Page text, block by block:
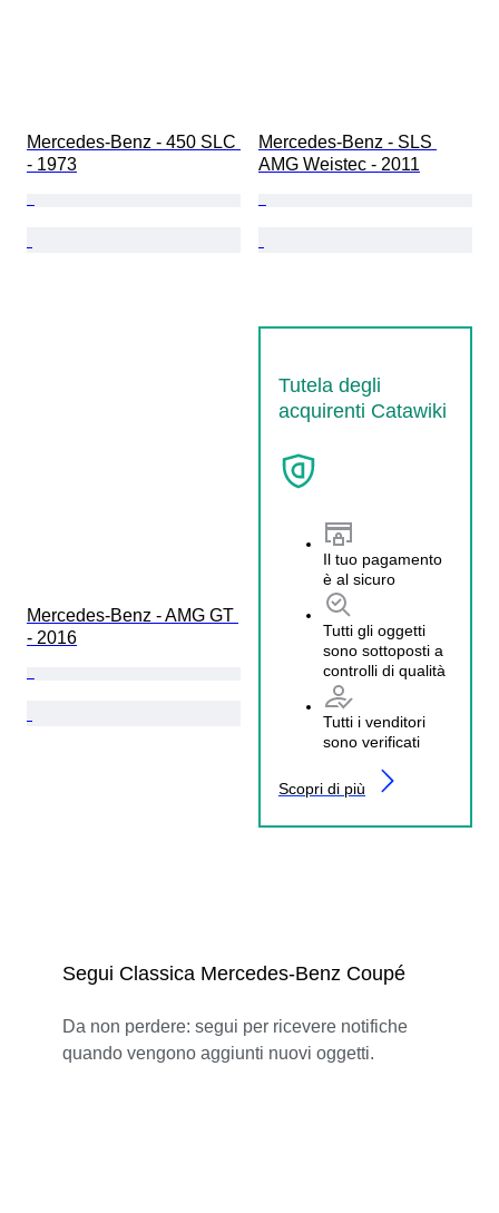
Mercedes-Benz - 450 SLC
- 1973
Mercedes-Benz - SLS
AMG Weistec - 2011
Mercedes-Benz - AMG GT
- 2016
Tutela degli
acquirenti Catawiki
Il tuo pagamento
è al sicuro
Tutti gli oggetti
sono sottoposti a
controlli di qualità
Tutti i venditori
sono verificati
Scopri di più
Segui Classica Mercedes-Benz Coupé
Da non perdere: segui per ricevere notifiche
quando vengono aggiunti nuovi oggetti.